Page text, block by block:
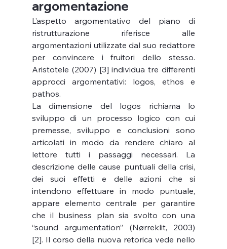
argomentazione
L’aspetto argomentativo del piano di
ristrutturazione riferisce alle
argomentazioni utilizzate dal suo redattore
per convincere i fruitori dello stesso.
Aristotele (2007) [3] individua tre differenti
approcci argomentativi: logos, ethos e
pathos.
La dimensione del logos richiama lo
sviluppo di un processo logico con cui
premesse, sviluppo e conclusioni sono
articolati in modo da rendere chiaro al
lettore tutti i passaggi necessari. La
descrizione delle cause puntuali della crisi,
dei suoi effetti e delle azioni che si
intendono effettuare in modo puntuale,
appare elemento centrale per garantire
che il business plan sia svolto con una
“sound argumentation” (Nørreklit, 2003)
[2]. Il corso della nuova retorica vede nello